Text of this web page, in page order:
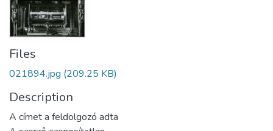
Files
021894.jpg (209.25 KB)
Description
A címet a feldolgozó adta